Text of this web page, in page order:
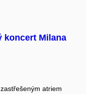
koncert Milana
atriem